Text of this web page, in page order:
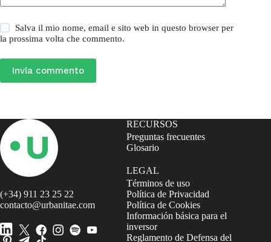
Salva il mio nome, email e sito web in questo browser per
la prossima volta che commento.
Invia commento
(+34) 911 23 25 22
contacto@urbanitae.com
RECURSOS
Preguntas frecuentes
Glosario
LEGAL
Términos de uso
Política de Privacidad
Política de Cookies
Información básica para el
inversor
Reglamento de Defensa del